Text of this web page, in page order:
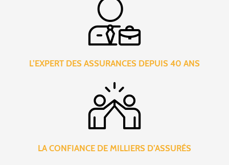
L’EXPERT DES ASSURANCES DEPUIS 40 ANS
LA CONFIANCE DE MILLIERS D’ASSURÉS